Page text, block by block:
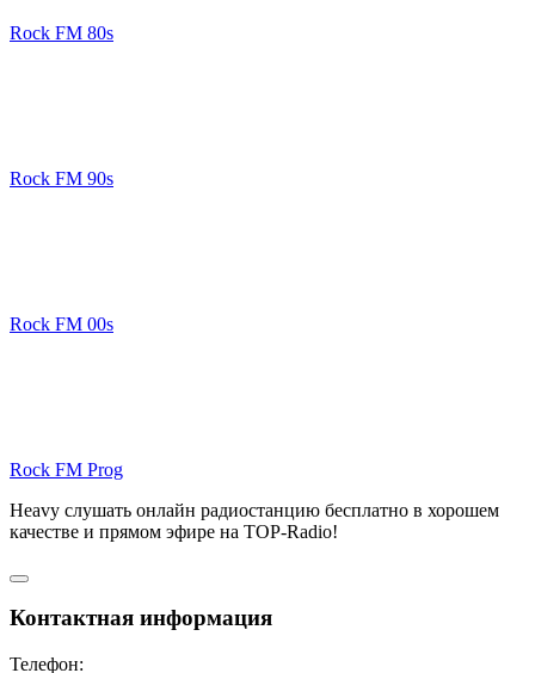
Rock FM 80s
Rock FM 90s
Rock FM 00s
Rock FM Prog
Heavy слушать онлайн радиостанцию бесплатно в хорошем
качестве и прямом эфире на TOP-Radio!
Контактная информация
Телефон: